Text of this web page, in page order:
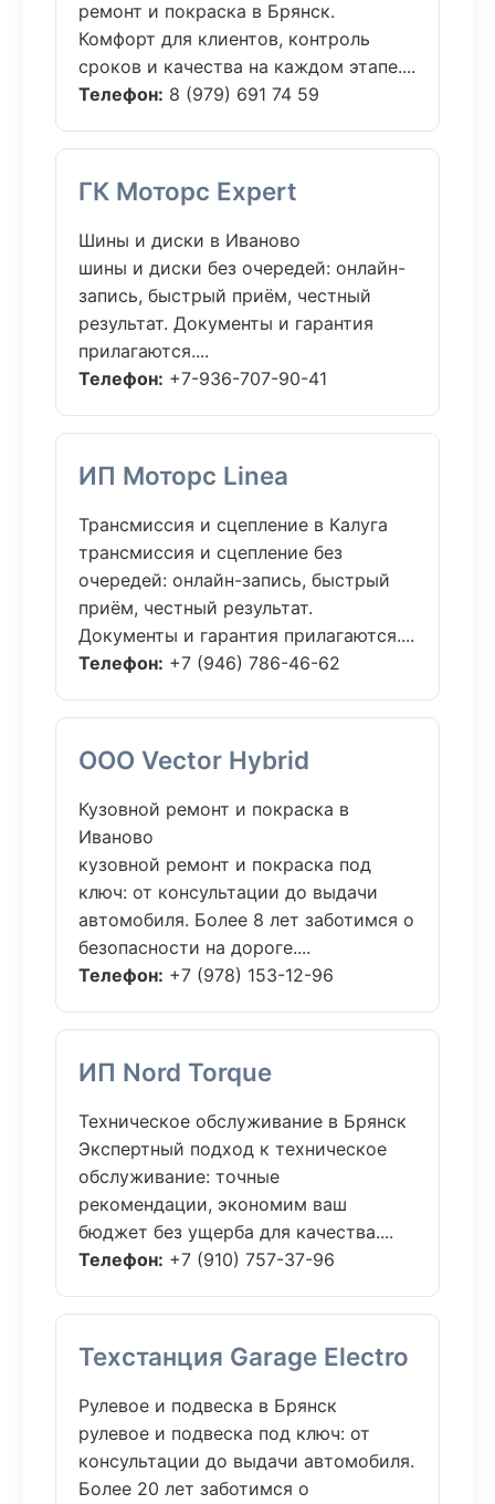
ремонт и покраска в Брянск.
Комфорт для клиентов, контроль
сроков и качества на каждом этапе....
Телефон: 8 (979) 691 74 59
ГК Моторс Expert
Шины и диски в Иваново
шины и диски без очередей: онлайн-
запись, быстрый приём, честный
результат. Документы и гарантия
прилагаются....
Телефон: +7-936-707-90-41
ИП Моторс Linea
Трансмиссия и сцепление в Калуга
трансмиссия и сцепление без
очередей: онлайн-запись, быстрый
приём, честный результат.
Документы и гарантия прилагаются....
Телефон: +7 (946) 786-46-62
ООО Vector Hybrid
Кузовной ремонт и покраска в
Иваново
кузовной ремонт и покраска под
ключ: от консультации до выдачи
автомобиля. Более 8 лет заботимся о
безопасности на дороге....
Телефон: +7 (978) 153-12-96
ИП Nord Torque
Техническое обслуживание в Брянск
Экспертный подход к техническое
обслуживание: точные
рекомендации, экономим ваш
бюджет без ущерба для качества....
Телефон: +7 (910) 757-37-96
Техстанция Garage Electro
Рулевое и подвеска в Брянск
рулевое и подвеска под ключ: от
консультации до выдачи автомобиля.
Более 20 лет заботимся о